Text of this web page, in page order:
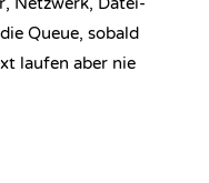
Queue, sobald
laufen aber nie